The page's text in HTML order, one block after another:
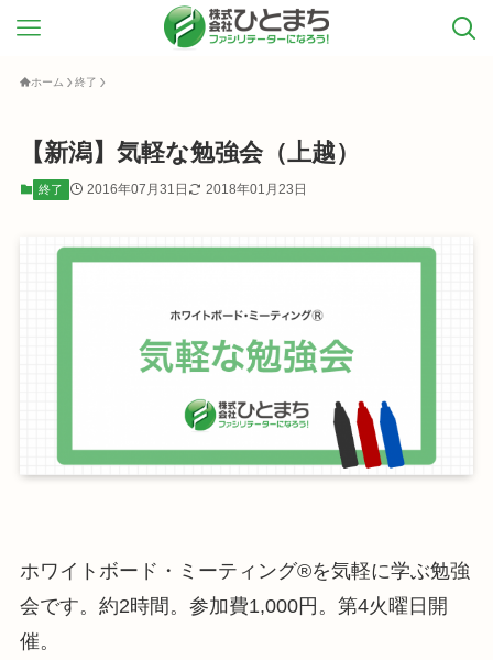
ホーム 終了
【新潟】気軽な勉強会（上越）
終了 2016年07月31日 2018年01月23日
ホワイトボード・ミーティング®を気軽に学ぶ勉強
会です。約2時間。参加費1,000円。第4火曜日開
催。